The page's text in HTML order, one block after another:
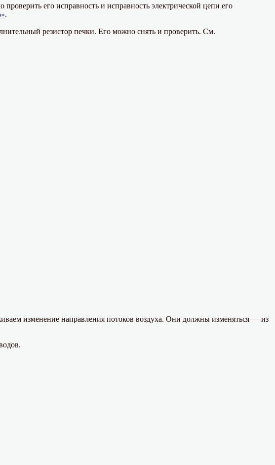
его исправность и исправность электрической цепи его
.
резистор печки. Его можно снять и проверить. См.
изменение направления потоков воздуха. Они должны изменяться — из